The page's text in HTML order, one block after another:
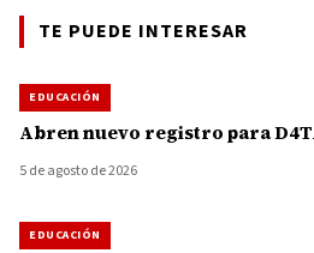
TE PUEDE INTERESAR
EDUCACIÓN
Abren nuevo registro para
5 de agosto de 2026
EDUCACIÓN